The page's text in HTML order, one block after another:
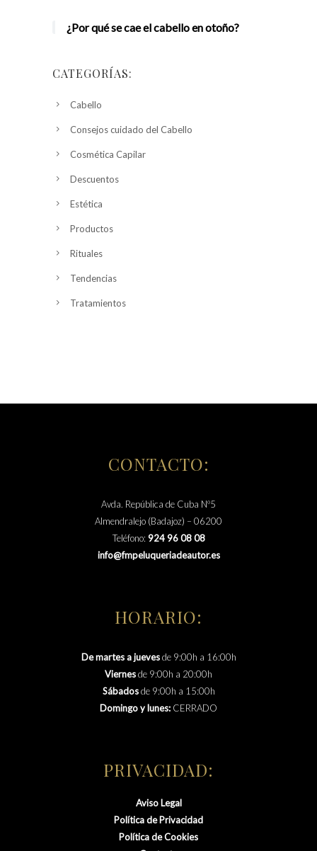
¿Por qué se cae el cabello en otoño?
CATEGORÍAS:
Cabello
Consejos cuidado del Cabello
Cosmética Capilar
Descuentos
Estética
Productos
Rituales
Tendencias
Tratamientos
CONTACTO:
Avda. República de Cuba Nº5
Almendralejo (Badajoz) – 06200
Teléfono: 924 96 08 08
info@fmpeluqueriadeautor.es
HORARIO:
De martes a juevesde 9:00h a 16:00h
Viernesde 9:00h a 20:00h
Sábadosde 9:00h a 15:00h
Domingo y lunes: CERRADO
PRIVACIDAD:
Aviso Legal
Política de Privacidad
Política de Cookies